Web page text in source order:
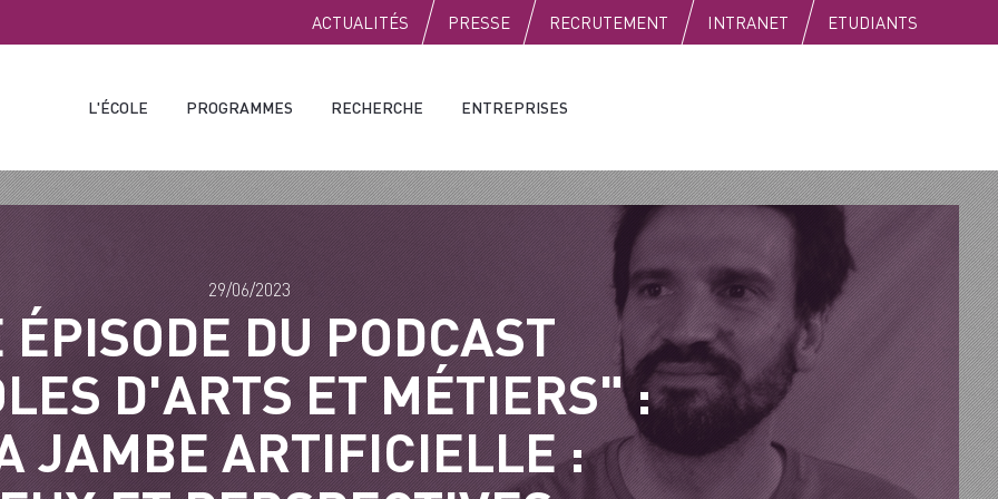
PUBLIC
ACTUALITÉS PRESSE RECRUTEMENT INTRANET ETUDIANTS
L'ÉCOLE PROGRAMMES RECHERCHE ENTREPRISES
ÉPISODE DU PODCAST
D'ARTS ET MÉTIERS" :
JAMBE ARTIFICIELLE :
29/06/2023